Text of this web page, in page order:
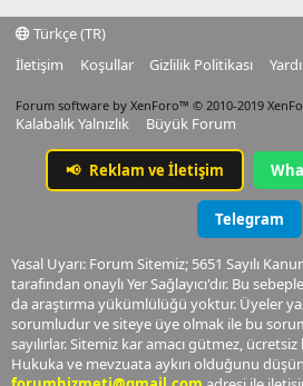
Türkçe (TR)
İletişim
Koşullar Gizlilik Politikası
Forum software by XenForo™ © 2010-2019
Kalabalık Yalnızlık Büyük Forum
📢 Reklam ve İletişim
Telegram
Yasal Uyarı: Forum Sitemiz; 5651 Sayılı
tarafından onaylı Yer Sağlayıcı'dır. Bu
da araştırma yükümlülüğü yoktur. Üyeler
sorumludur ve siteye üye olmak ile bu
sayılırlar. Sitemiz kar amacı gütmez,
Hukuka ve mevzuata aykırı olduğunu